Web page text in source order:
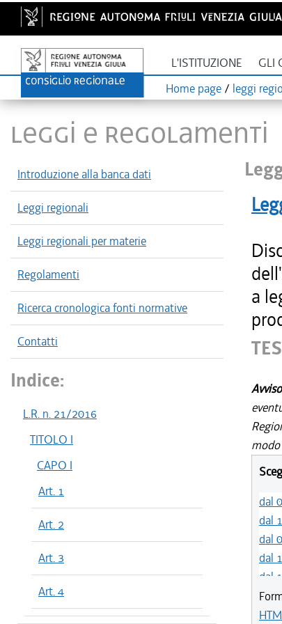
L'ISTITUZIONE GLI
Home page / leggi
LEGGI E REGOLAMENTI
Introduzione alla banca dati
Leggi regionali
Leggi regionali per materie
Regolamenti
Ricerca cronologica fonti normative
Contatti
Indice:
L.R. n. 21/2016
TITOLO I
CAPO I
Art. 1
Art. 2
Art. 3
Art. 4
a
dal
dal
dal
dal
dal
dal
dal